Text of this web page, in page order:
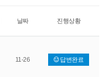
날짜 진행상황
11-26 답변완료